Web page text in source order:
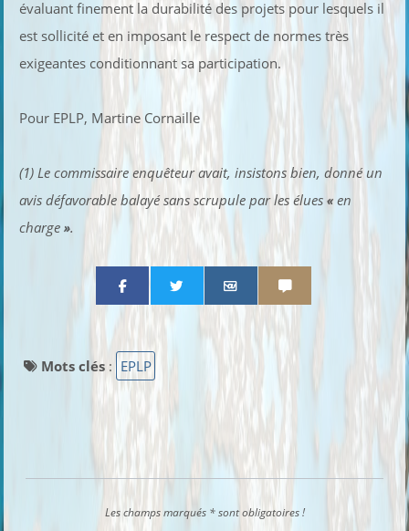
évaluant finement la durabilité des projets pour lesquels il
est sollicité et en imposant le respect de normes très
exigeantes conditionnant sa participation.
Pour EPLP, Martine Cornaille
(1) Le commissaire enquêteur avait, insistons bien, donné un
avis défavorable balayé sans scrupule par les élues« en
charge».
Partager par emailPartager par sms
Mots clés : EPLP
Les champs marqués * sont obligatoires !